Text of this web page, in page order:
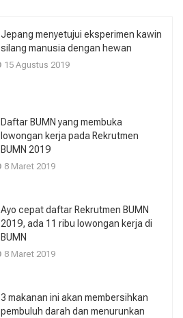
Jepang menyetujui eksperimen kawin
silang manusia dengan hewan
15 Agustus 2019
Daftar BUMN yang membuka
lowongan kerja pada Rekrutmen
BUMN 2019
8 Maret 2019
Ayo cepat daftar Rekrutmen BUMN
2019, ada 11 ribu lowongan kerja di
BUMN
8 Maret 2019
3 makanan ini akan membersihkan
pembuluh darah dan menurunkan